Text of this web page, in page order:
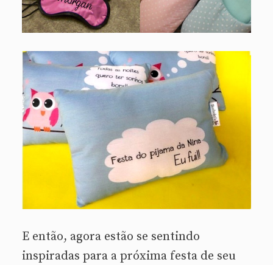
E então, agora estão se sentindo
inspiradas para a próxima festa de seu